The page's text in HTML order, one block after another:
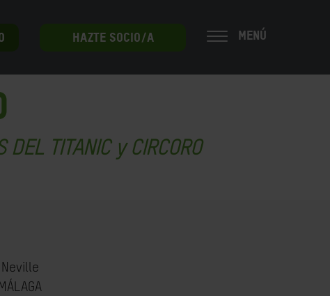
HAZTE SOCIO/A MENÚ
DEL TITANIC y CIRCORO